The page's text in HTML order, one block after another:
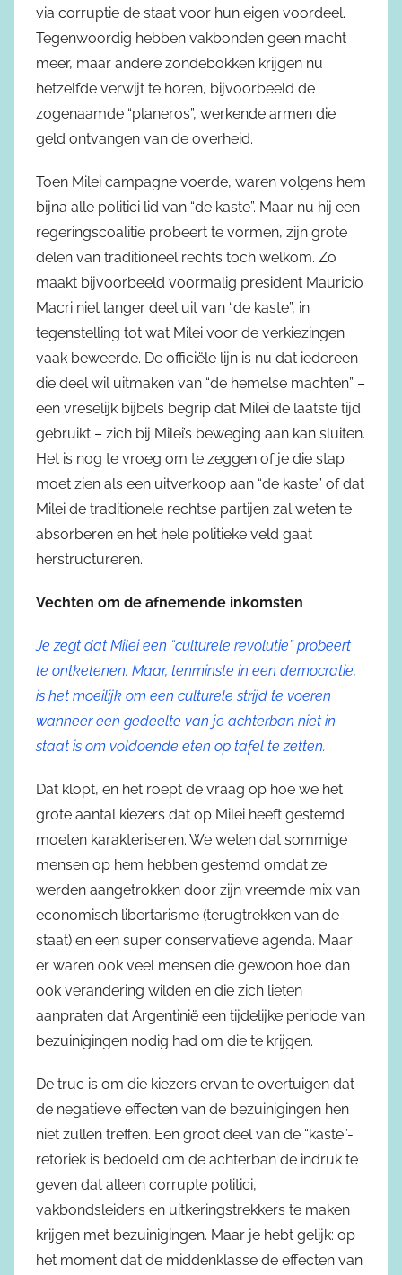
via corruptie de staat voor hun eigen voordeel.
Tegenwoordig hebben vakbonden geen macht
meer, maar andere zondebokken krijgen nu
hetzelfde verwijt te horen, bijvoorbeeld de
zogenaamde “planeros”, werkende armen die
geld ontvangen van de overheid.
Toen Milei campagne voerde, waren volgens hem
bijna alle politici lid van “de kaste”. Maar nu hij een
regeringscoalitie probeert te vormen, zijn grote
delen van traditioneel rechts toch welkom. Zo
maakt bijvoorbeeld voormalig president Mauricio
Macri niet langer deel uit van “de kaste”, in
tegenstelling tot wat Milei voor de verkiezingen
vaak beweerde. De officiële lijn is nu dat iedereen
die deel wil uitmaken van “de hemelse machten” –
een vreselijk bijbels begrip dat Milei de laatste tijd
gebruikt – zich bij Milei’s beweging aan kan sluiten.
Het is nog te vroeg om te zeggen of je die stap
moet zien als een uitverkoop aan “de kaste” of dat
Milei de traditionele rechtse partijen zal weten te
absorberen en het hele politieke veld gaat
herstructureren.
Vechten om de afnemende inkomsten
Je zegt dat Milei een “culturele revolutie” probeert
te ontketenen. Maar, tenminste in een democratie,
is het moeilijk om een culturele strijd te voeren
wanneer een gedeelte van je achterban niet in
staat is om voldoende eten op tafel te zetten.
Dat klopt, en het roept de vraag op hoe we het
grote aantal kiezers dat op Milei heeft gestemd
moeten karakteriseren. We weten dat sommige
mensen op hem hebben gestemd omdat ze
werden aangetrokken door zijn vreemde mix van
economisch libertarisme (terugtrekken van de
staat) en een super conservatieve agenda. Maar
er waren ook veel mensen die gewoon hoe dan
ook verandering wilden en die zich lieten
aanpraten dat Argentinië een tijdelijke periode van
bezuinigingen nodig had om die te krijgen.
De truc is om die kiezers ervan te overtuigen dat
de negatieve effecten van de bezuinigingen hen
niet zullen treffen. Een groot deel van de “kaste”-
retoriek is bedoeld om de achterban de indruk te
geven dat alleen corrupte politici,
vakbondsleiders en uitkeringstrekkers te maken
krijgen met bezuinigingen. Maar je hebt gelijk: op
het moment dat de middenklasse de effecten van